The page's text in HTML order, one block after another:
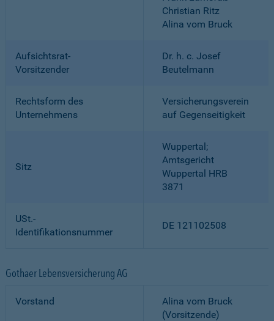
Christian Ritz
Alina vom Bruck
Aufsichtsrat-
Vorsitzender
Dr. h. c. Josef
Beutelmann
Rechtsform des
Unternehmens
Versicherungsverein
auf Gegenseitigkeit
Sitz
Wuppertal;
Amtsgericht
Wuppertal HRB
3871
USt.-
Identifikationsnummer
DE 121102508
Gothaer Lebensversicherung AG
Vorstand
Alina vom Bruck
(Vorsitzende)